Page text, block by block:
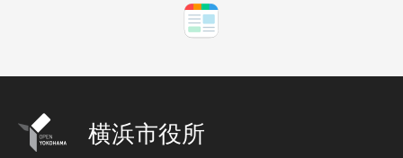
横浜市役所